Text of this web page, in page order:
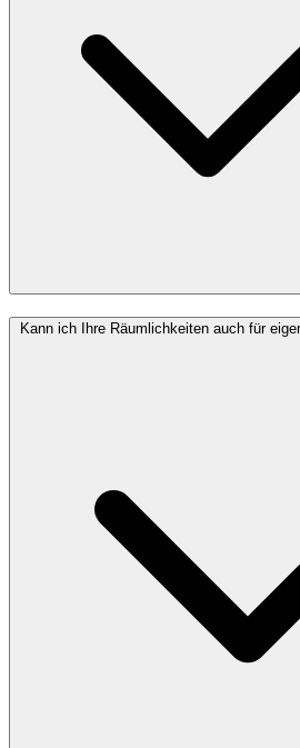
Kann ich Ihre Räumlichkeiten auch für